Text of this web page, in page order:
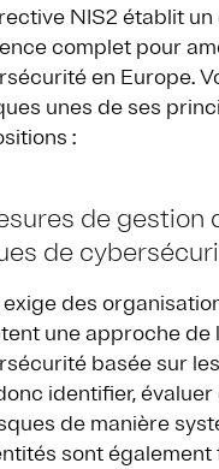
NIS2 établit
complet pour
en Europe.
unes de ses
:
de gestion
de
des
une approche de
basée sur
identifier,
de manière
sont également